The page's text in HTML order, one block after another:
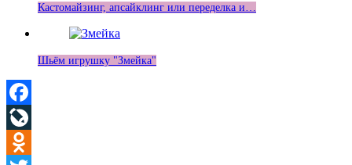
Кастомайзинг, апсайклинг или переделка и…
Шьём игрушку "Змейка"
Facebook
LiveJournal